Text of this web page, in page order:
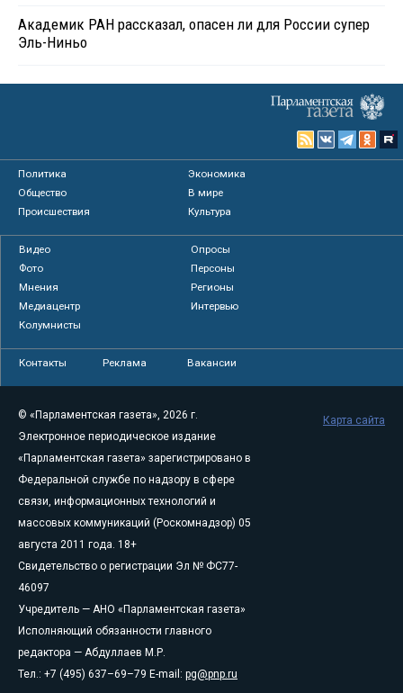
Академик РАН рассказал, опасен ли для России супер
Эль-Ниньо
Политика
Экономика
Общество
В мире
Происшествия
Культура
Видео
Опросы
Фото
Персоны
Мнения
Регионы
Медиацентр
Интервью
Колумнисты
Контакты Реклама Вакансии
© «Парламентская газета», 2026 г.
Электронное периодическое издание
«Парламентская газета» зарегистрировано в
Федеральной службе по надзору в сфере
связи, информационных технологий и
массовых коммуникаций (Роскомнадзор) 05
августа 2011 года. 18+
Свидетельство о регистрации Эл № ФС77-
46097
Учредитель — АНО «Парламентская газета»
Исполняющий обязанности главного
редактора — Абдуллаев М.Р.
Тел.: +7 (495) 637–69–79 E-mail: pg@pnp.ru
Карта сайта